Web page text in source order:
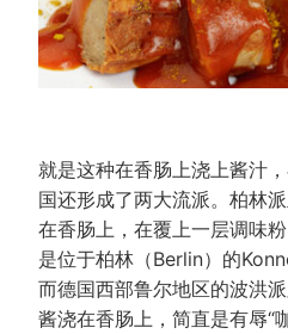
就是这种在香肠上浇上酱汁
国还形成了两大流派。柏林
在香肠上，在覆上一层调味
是位于柏林（Berlin）的
而德国西部鲁尔地区的波洪
酱浇在香肠上，简直是有辱“